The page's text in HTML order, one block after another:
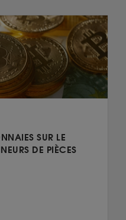
SUR LE
DE PIÈCES